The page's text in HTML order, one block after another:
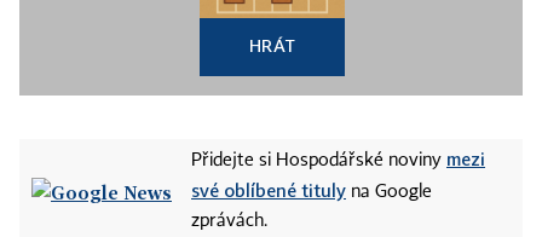
HRÁT
Přidejte si Hospodářské noviny mezi
své oblíbené tituly na Google
zprávách.